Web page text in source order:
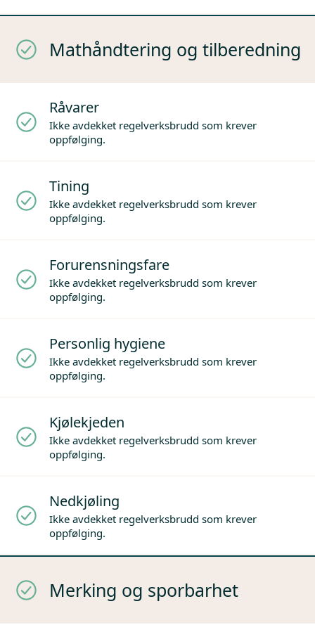
Mathåndtering og tilberedning
Råvarer
Ikke avdekket regelverksbrudd som krever
oppfølging.
Tining
Ikke avdekket regelverksbrudd som krever
oppfølging.
Forurensningsfare
Ikke avdekket regelverksbrudd som krever
oppfølging.
Personlig hygiene
Ikke avdekket regelverksbrudd som krever
oppfølging.
Kjølekjeden
Ikke avdekket regelverksbrudd som krever
oppfølging.
Nedkjøling
Ikke avdekket regelverksbrudd som krever
oppfølging.
Merking og sporbarhet